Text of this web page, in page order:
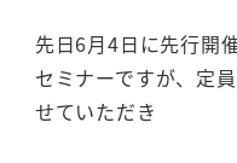
先日6月4日に先行開
セミナーですが、定
せていただき